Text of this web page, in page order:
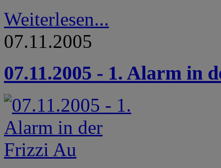
Weiterlesen...
07.11.2005
07.11.2005 - 1. Alarm in